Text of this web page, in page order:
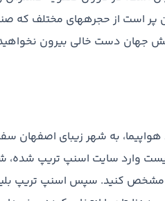
پر است از حجره­های مختلف که
نقش جهان دست خالی بیرون
هواپیما، به شهر زیبای اصفهان
وارد سایت اسنپ تریپ شده،